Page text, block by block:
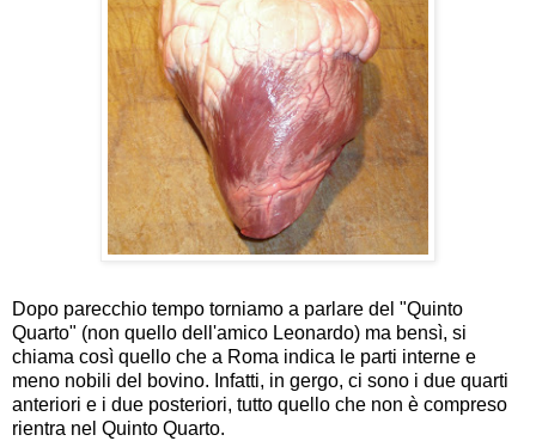
Dopo parecchio tempo torniamo a parlare del "Quinto
Quarto" (non quello dell'amico Leonardo) ma bensì, si
chiama così quello che a Roma indica le parti interne e
meno nobili del bovino. Infatti, in gergo, ci sono i due quarti
anteriori e i due posteriori, tutto quello che non è compreso
rientra nel Quinto Quarto.